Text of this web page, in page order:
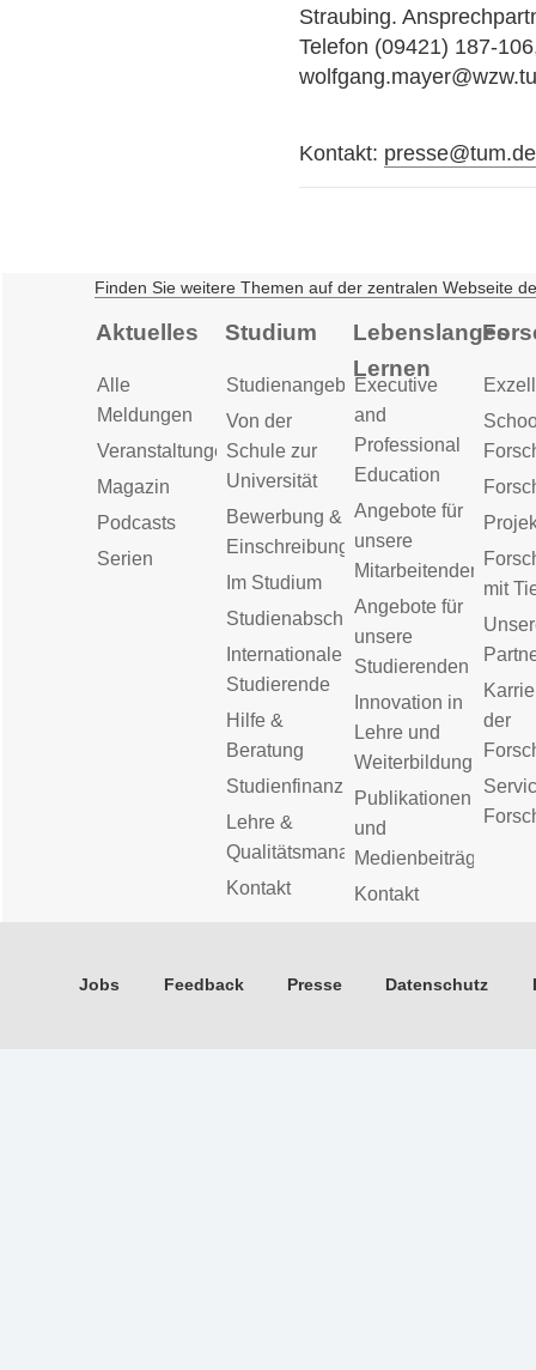
Straubing.
Telefon (09421) 187-
Kontakt: presse@tum.de
Finden Sie weitere Themen auf der zentralen Webseite
Aktuelles
Alle
Meldungen
Veranstaltungen
Magazin
Podcasts
Serien
Studium
Studienangebot
Von der
Schule zur
Universität
Bewerbung &
Einschreibung
Im Studium
Studienabschluss
Internationale
Studierende
Hilfe &
Beratung
Studienfinanzierung
Lehre &
Qualitätsmanagement
Kontakt
Lebenslanges
Lernen
Executive
and
Professional
Education
Angebote für
unsere
Mitarbeitenden
Angebote für
unsere
Studierenden
Innovation in
Lehre und
Weiterbildung
Publikationen
und
Medienbeiträge
Kontakt
mit
der
Jobs Feedback Presse Datenschutz